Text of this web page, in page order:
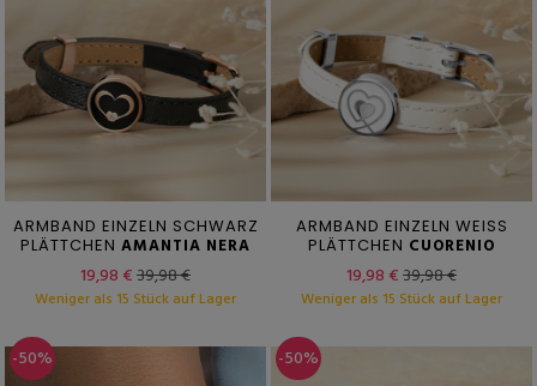
ARMBAND EINZELN SCHWARZ
PLÄTTCHEN AMANTIA NERA
19,98 €39,98 €
Weniger als 15 Stück auf Lager
ARMBAND EINZELN WEISS
PLÄTTCHEN CUORENIO
19,98 €39,98 €
Weniger als 15 Stück auf Lager
-50% -50%